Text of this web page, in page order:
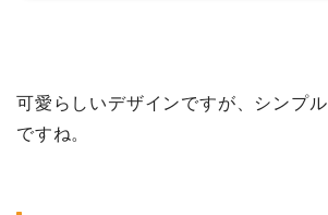
可愛らしいデザインですが、シンプ
ですね。